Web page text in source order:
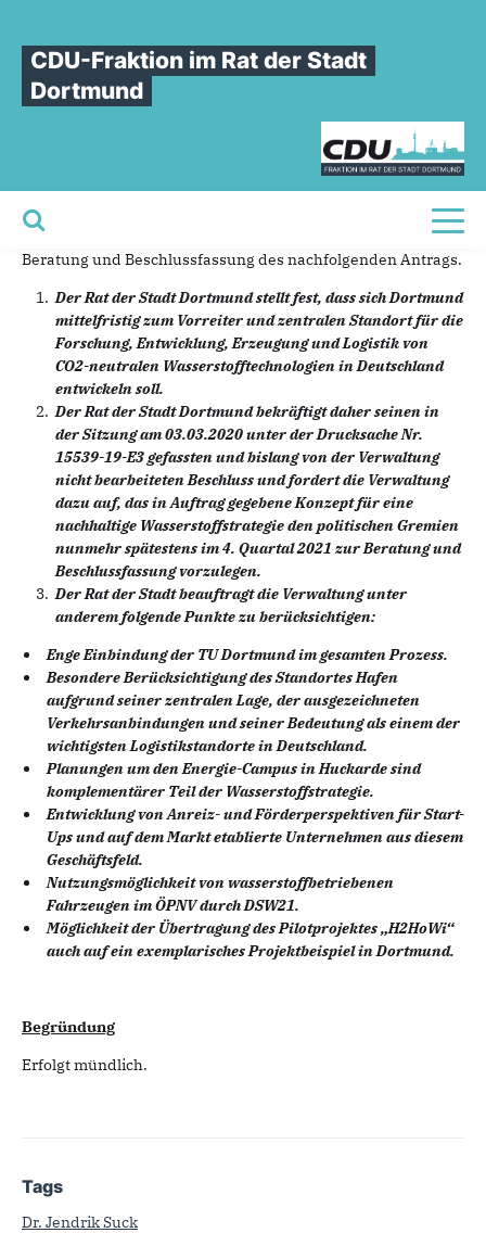
CDU-Fraktion im Rat der Stadt
Dortmund
Sie sind hier
DortmunderWasserstoffstrategie
die CDU-Fraktion im Rat der Stadt Dortmund bittet um
Beratung und Beschlussfassung des nachfolgenden Antrags.
Der Rat der Stadt Dortmund stellt fest, dass sich Dortmund
mittelfristig zum Vorreiter und zentralen Standort für die
Forschung, Entwicklung, Erzeugung und Logistik von
CO2-neutralen Wasserstofftechnologien in Deutschland
entwickeln soll.
Der Rat der Stadt Dortmund bekräftigt daher seinen in
der Sitzung am 03.03.2020 unter der Drucksache Nr.
15539-19-E3 gefassten und bislang von der Verwaltung
nicht bearbeiteten Beschluss und fordert die Verwaltung
dazu auf, das in Auftrag gegebene Konzept für eine
nachhaltige Wasserstoffstrategie den politischen Gremien
nunmehr spätestens im 4. Quartal 2021 zur Beratung und
Beschlussfassung vorzulegen.
Der Rat der Stadt beauftragt die Verwaltung unter
anderem folgende Punkte zu berücksichtigen:
Enge Einbindung der TU Dortmund im gesamten Prozess.
Besondere Berücksichtigung des Standortes Hafen
aufgrund seiner zentralen Lage, der ausgezeichneten
Verkehrsanbindungen und seiner Bedeutung als einem der
wichtigsten Logistikstandorte in Deutschland.
Planungen um den Energie-Campus in Huckarde sind
komplementärer Teil der Wasserstoffstrategie.
Entwicklung von Anreiz- und Förderperspektiven für Start-
Ups und auf dem Markt etablierte Unternehmen aus diesem
Geschäftsfeld.
Nutzungsmöglichkeit von wasserstoffbetriebenen
Fahrzeugen im ÖPNV durch DSW21.
Möglichkeit der Übertragung des Pilotprojektes „H2HoWi“
auch auf ein exemplarisches Projektbeispiel in Dortmund.
Begründung
Erfolgt mündlich.
Tags
Dr. Jendrik Suck